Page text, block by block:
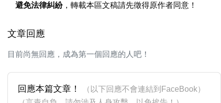
避免法律糾紛，轉載本區文稿請先徵得原作者同意！
文章回應
目前尚無回應，成為第一個回應的人吧！
回應本篇文章！
（以下回應不會連結到FaceBook）